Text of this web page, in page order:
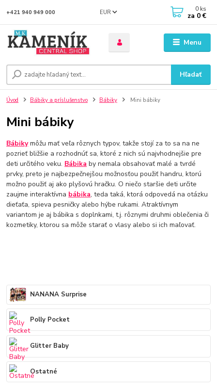
Menu
EUR
Hľadať
+421 940 949 000 0 ks
za 0 €
Úvod Bábiky a príslušenstvo Bábiky Mini bábiky
Mini bábiky
Bábikymôžu mať veľa rôznych typov, takže stojí za to sa na ne
pozrieť bližšie a rozhodnúť sa, ktoré z nich sú najvhodnejšie pre
deti určitého veku. Bábika by nemala obsahovať malé a tvrdé
prvky, preto je najbezpečnejšou možnosťou použiť handru, ktorú
možno použiť aj ako plyšovú hračku. O niečo staršie deti určite
zaujme interaktívna bábika, teda taká, ktorá odpovedá na otázku
dieťaťa, spieva pesničky alebo hýbe rukami. Atraktívnym
variantom je aj bábika s doplnkami, t.j. rôznymi druhmi oblečenia či
kozmetiky, ktorou sa môže starať o vlasy alebo si ich maľovať.
NANANA Surprise
Polly Pocket
Glitter Baby
Ostatné